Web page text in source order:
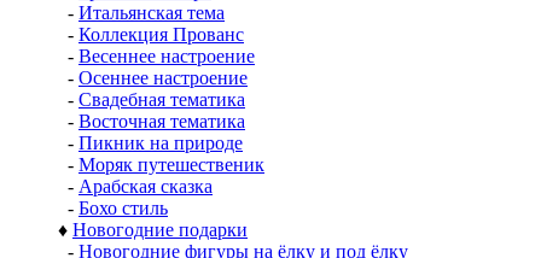
- Итальянская тема
- Коллекция Прованс
- Весеннее настроение
- Осеннее настроение
- Свадебная тематика
- Восточная тематика
- Пикник на природе
- Моряк путешественик
- Арабская сказка
- Бохо стиль
♦ Новогодние подарки
- Новогодние фигуры на ёлку и под ёлку